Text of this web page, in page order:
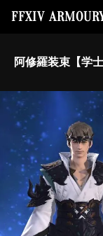
FFXIV
阿修羅装束【学士